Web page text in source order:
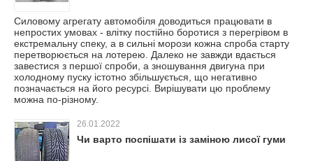
Силовому агрегату автомобіля доводиться працювати в
непростих умовах - влітку постійно боротися з перегрівом в
екстремальну спеку, а в сильні морози кожна спроба старту
перетворюється на лотерею. Далеко не завжди вдається
завестися з першої спроби, а зношування двигуна при
холодному пуску істотно збільшується, що негативно
позначається на його ресурсі. Вирішувати цю проблему
можна по-різному.
26.01.2022
Чи варто поспішати із заміною лисої гуми